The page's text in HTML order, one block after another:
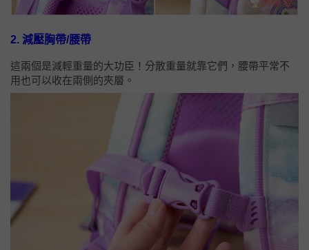
2. 減壓胸帶/腰帶
這兩個是減輕重量的大功臣！分散重量就靠它們，腰帶平常不
用也可以收在兩側的夾層。